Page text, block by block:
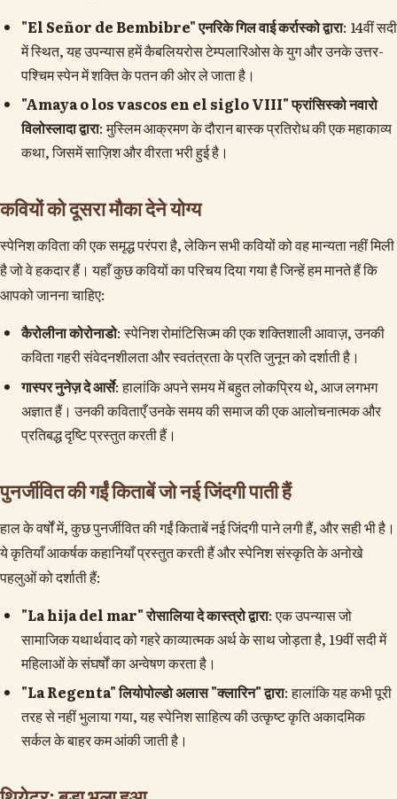
"El Señor de Bembibre" एनरिके गिल वाई कर्रास्को द्वारा: 14वीं सदी
में स्थित, यह उपन्यास हमें कैबलियरोस टेम्पलारिओस के युग और उनके उत्तर-
पश्चिम स्पेन में शक्ति के पतन की ओर ले जाता है।
"Amaya o los vascos en el siglo VIII" फ्रांसिस्को नवारो
विलोस्लादा द्वारा: मुस्लिम आक्रमण के दौरान बास्क प्रतिरोध की एक महाकाव्य
कथा, जिसमें साज़िश और वीरता भरी हुई है।
कवियों को दूसरा मौका देने योग्य
स्पेनिश कविता की एक समृद्ध परंपरा है, लेकिन सभी कवियों को वह मान्यता नहीं मिली
है जो वे हकदार हैं। यहाँ कुछ कवियों का परिचय दिया गया है जिन्हें हम मानते हैं कि
आपको जानना चाहिए:
कैरोलीना कोरोनाडो: स्पेनिश रोमांटिसिज्म की एक शक्तिशाली आवाज़, उनकी
कविता गहरी संवेदनशीलता और स्वतंत्रता के प्रति जुनून को दर्शाती है।
गास्पर नुनेज़ दे आर्से: हालांकि अपने समय में बहुत लोकप्रिय थे, आज लगभग
अज्ञात हैं। उनकी कविताएँ उनके समय की समाज की एक आलोचनात्मक और
प्रतिबद्ध दृष्टि प्रस्तुत करती हैं।
पुनर्जीवित की गईं किताबें जो नई जिंदगी पाती हैं
हाल के वर्षों में, कुछ पुनर्जीवित की गईं किताबें नई जिंदगी पाने लगी हैं, और सही भी है।
ये कृतियाँ आकर्षक कहानियाँ प्रस्तुत करती हैं और स्पेनिश संस्कृति के अनोखे
पहलुओं को दर्शाती हैं:
"La hija del mar" रोसालिया दे कास्त्रो द्वारा: एक उपन्यास जो
सामाजिक यथार्थवाद को गहरे काव्यात्मक अर्थ के साथ जोड़ता है, 19वीं सदी में
महिलाओं के संघर्षों का अन्वेषण करता है।
"La Regenta" लियोपोल्डो अलास "क्लारिन" द्वारा: हालांकि यह कभी पूरी
तरह से नहीं भुलाया गया, यह स्पेनिश साहित्य की उत्कृष्ट कृति अकादमिक
सर्कल के बाहर कम आंकी जाती है।